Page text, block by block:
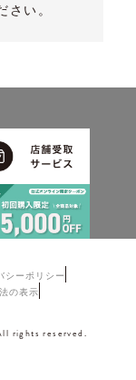
さい。
シーポリシー
の表示
rights reserved.